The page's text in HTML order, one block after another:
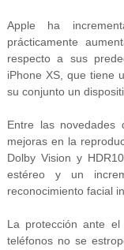
Apple ha
prácticamente
respecto a sus
iPhone XS, que tiene
su conjunto un
Entre las novedades
mejoras en la
Dolby Vision y
estéreo y un
reconocimiento facial
La protección ante
teléfonos no se